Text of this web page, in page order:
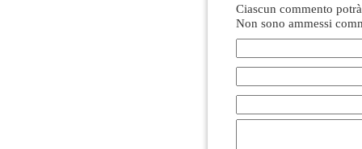
Ciascun commento
Non sono ammessi